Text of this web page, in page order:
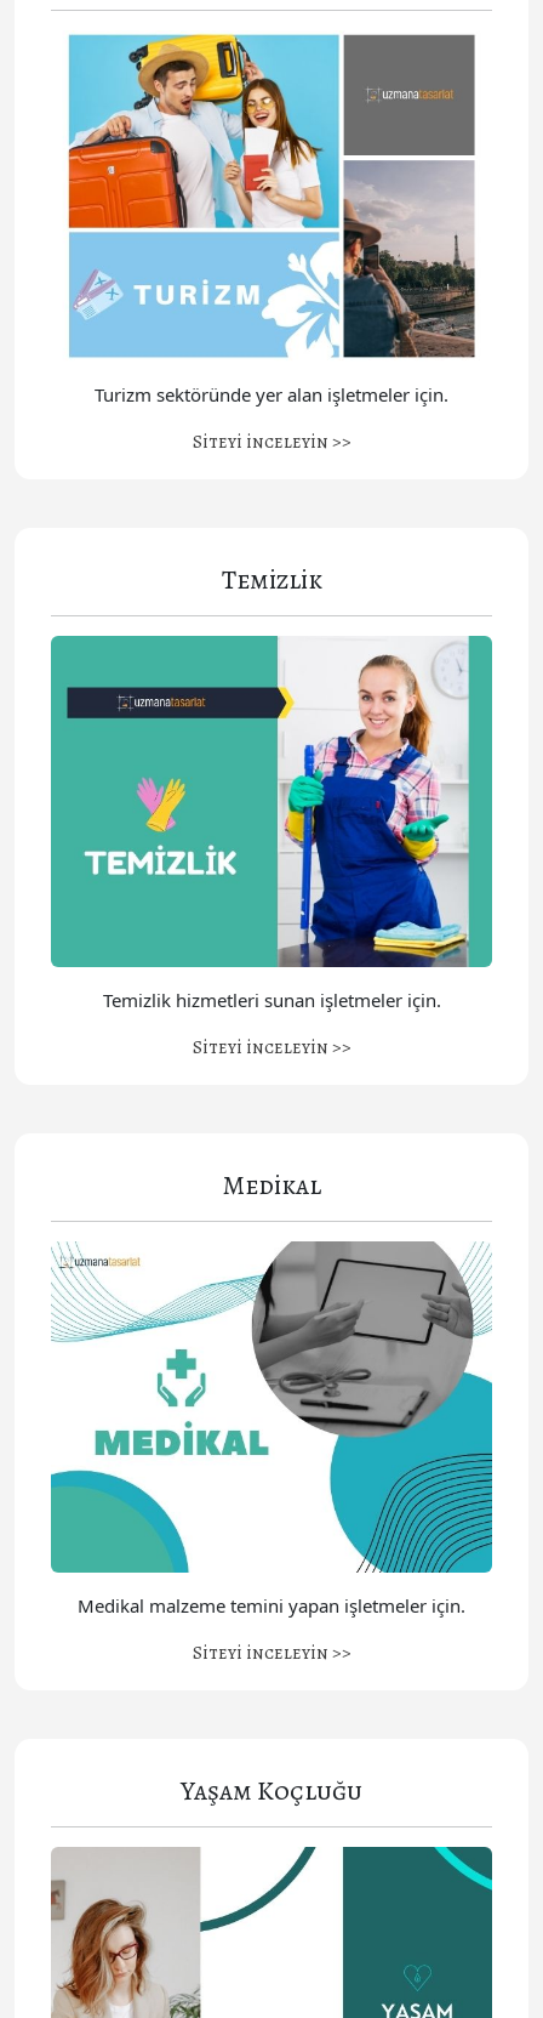
Turizm sektöründe yer alan işletmeler için.
Siteyi inceleyin >>
Temizlik
Temizlik hizmetleri sunan işletmeler için.
Siteyi inceleyin >>
Medikal
Medikal malzeme temini yapan işletmeler için.
Siteyi inceleyin >>
Yaşam Koçluğu